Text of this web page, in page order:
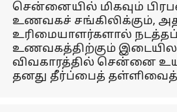
சென்னையில் மிகவும்
உணவகச் சங்கிலிக்கும்,
உரிமையாளர்களால்
உணவகத்திற்கும்
விவகாரத்தில் சென்னை
தனது தீர்ப்பைத்